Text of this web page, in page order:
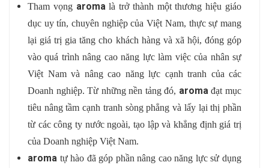
Tham vọng aroma là trở thành một thương hiệu giáo
dục uy tín, chuyên nghiệp của Việt Nam, thực sự mang
lại giá trị gia tăng cho khách hàng và xã hội, đóng góp
vào quá trình nâng cao năng lực làm việc của nhân sự
Việt Nam và nâng cao năng lực cạnh tranh của các
Doanh nghiệp. Từ những nền tảng đó, aroma đạt mục
tiêu nâng tầm cạnh tranh sòng phẳng và lấy lại thị phần
từ các công ty nước ngoài, tạo lập và khẳng định giá trị
của Doanh nghiệp Việt Nam.
aroma tự hào đã góp phần nâng cao năng lực sử dụng